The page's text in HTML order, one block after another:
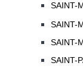
SAINT-
SAINT-
SAINT-
SAINT-